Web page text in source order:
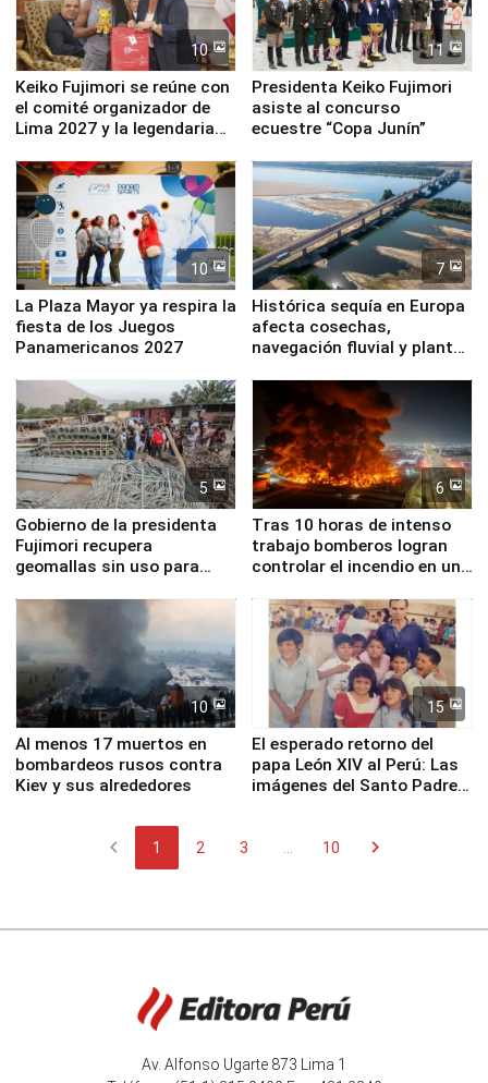
10
Keiko Fujimori se reúne con
el comité organizador de
Lima 2027 y la legendaria
11
Presidenta Keiko Fujimori
asiste al concurso
ecuestre “Copa Junín”
10
La Plaza Mayor ya respira la
fiesta de los Juegos
Panamericanos 2027
7
Histórica sequía en Europa
afecta cosechas,
navegación fluvial y plantas
5
Gobierno de la presidenta
Fujimori recupera
geomallas sin uso para
Fenómeno El Niño
6
Tras 10 horas de intenso
trabajo bomberos logran
controlar el incendio en una
de Chile
10
Al menos 17 muertos en
bombardeos rusos contra
Kiev y sus alrededores
15
El esperado retorno del
papa León XIV al Perú: Las
imágenes del Santo Padre
chevron_left 1 2 3 10 chevron_right
Av. Alfonso Ugarte 873 Lima 1